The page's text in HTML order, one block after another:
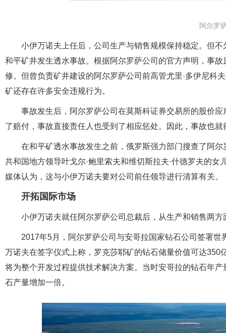
阿尔罗
小伊万诺夫上任后，公司生产与销售规模保持稳定。但
和平矿井发生透水事故。根据阿尔罗萨公司的官方声明，事
修。但曾负责矿井建设的阿尔罗萨公司前高管尤里·多伊尼科
矿还存在许多安全违规行为。
事故发生后，阿尔罗萨公司在莫斯科证券交易所的股价
了赔付，事故直接责任人也受到了相应惩处。因此，事故也
在和平矿透水事故发生之前，俄罗斯强力部门搜查了阿
共和国地方领导叶戈尔·鲍里索夫和维切斯拉夫·什德罗夫的
媒体认为，这与小伊万诺夫要对公司前任领导进行清算有关。
开拓国际市场
小伊万诺夫就任阿尔罗萨公司总裁后，从生产和销售两
2017年5月，阿尔罗萨公司与安哥拉国家钻石公司签署
万诺夫在签字仪式上称，罗克莎耶矿的钻石储量价值可达
将为整个开发过程提供技术解决方案。当时安哥拉的钻石年
石产量增加一倍。